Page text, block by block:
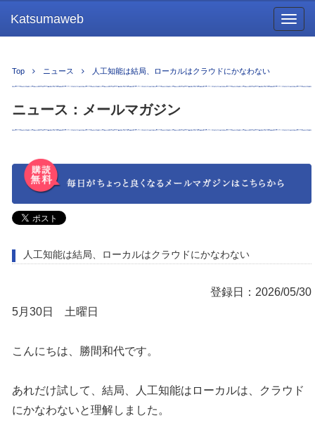
Katsumaweb
Top ニュース 人工知能は結局、ローカルはクラウドにかなわない
ニュース：メールマガジン
人工知能は結局、ローカルはクラウドにかなわない
登録日：2026/05/30
5月30日 土曜日
こんにちは、勝間和代です。
あれだけ試して、結局、人工知能はローカルは、クラウド
にかなわないと理解しました。